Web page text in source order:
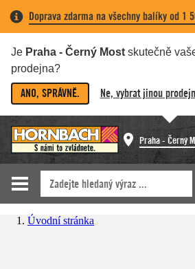
Doprava zdarma na všechny balíky od 1
Je Praha - Černý Most skutečně
prodejna?
ANO, SPRÁVNĚ. Ne, vybrat jinou
Praha - Černý
Úvodní stránka